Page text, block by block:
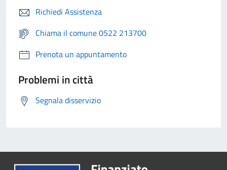
Richiedi Assistenza
Chiama il comune 0522 213700
Prenota un appuntamento
Problemi in città
Segnala disservizio